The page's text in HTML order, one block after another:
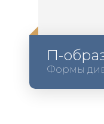
П-
Формы